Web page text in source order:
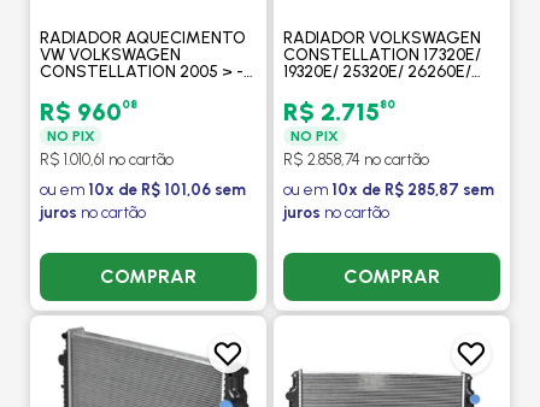
RADIADOR AQUECIMENTO
VW VOLKSWAGEN
CONSTELLATION 2005 > -
/ 17.190 - VALEO
R$ 96008
NO PIX
R$ 1.010,61 no cartão
ou em 10x de R$ 101,06 sem
juros no cartão
COMPRAR
RADIADOR VOLKSWAGEN
CONSTELLATION 17320E/
19320E/ 25320E/ 26260E/
25370E 2012 > / COM
LATERAL - PROCOOLER
R$ 2.71580
NO PIX
R$ 2.858,74 no cartão
ou em 10x de R$ 285,87 sem
juros no cartão
COMPRAR